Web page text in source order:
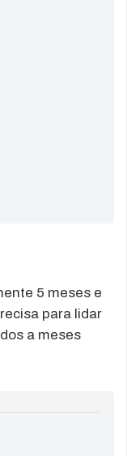
5 meses e
para lidar
a meses